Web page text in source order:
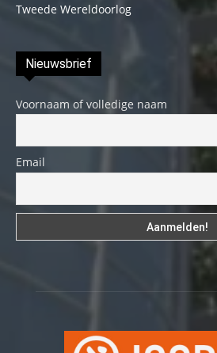
Tweede Wereldoorlog
Nieuwsbrief
Voornaam of volledige naam
Email